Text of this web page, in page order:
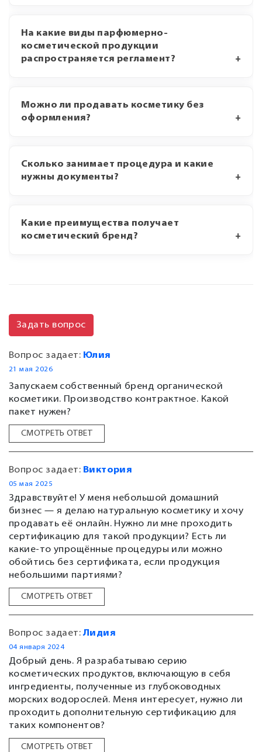
На какие виды парфюмерно-
косметической продукции
распространяется регламент?
Можно ли продавать косметику без
оформления?
Сколько занимает процедура и какие
нужны документы?
Какие преимущества получает
косметический бренд?
Задать вопрос
Вопрос задает: Юлия
21 мая 2026
Запускаем собственный бренд органической
косметики. Производство контрактное. Какой
пакет нужен?
СМОТРЕТЬ ОТВЕТ
Вопрос задает: Виктория
05 мая 2025
Здравствуйте! У меня небольшой домашний
бизнес — я делаю натуральную косметику и хочу
продавать её онлайн. Нужно ли мне проходить
сертификацию для такой продукции? Есть ли
какие-то упрощённые процедуры или можно
обойтись без сертификата, если продукция
небольшими партиями?
СМОТРЕТЬ ОТВЕТ
Вопрос задает:Лидия
04 января 2024
Добрый день. Я разрабатываю серию
косметических продуктов, включающую в себя
ингредиенты, полученные из глубоководных
морских водорослей. Меня интересует, нужно ли
проходить дополнительную сертификацию для
таких компонентов?
СМОТРЕТЬ ОТВЕТ